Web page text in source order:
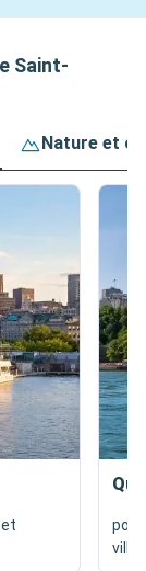
Saint-
Nature et
ville